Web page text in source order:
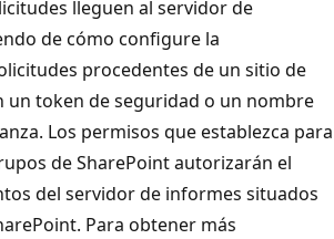
lleguen al servidor de
de cómo configure la
procedentes de un sitio de
un token de seguridad o un nombre
Los permisos que establezca para
de SharePoint autorizarán el
del servidor de informes situados
Para obtener más